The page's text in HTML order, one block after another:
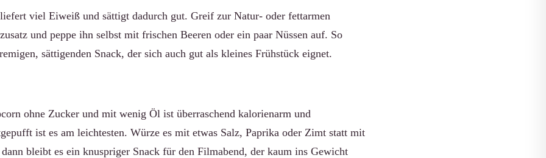
viel Eiweiß und sättigt dadurch gut. Greif zur Natur- oder fettarmen
und peppe ihn selbst mit frischen Beeren oder ein paar Nüssen auf. So
sättigenden Snack, der sich auch gut als kleines Frühstück eignet.
ohne Zucker und mit wenig Öl ist überraschend kalorienarm und
ist es am leichtesten. Würze es mit etwas Salz, Paprika oder Zimt statt mit
bleibt es ein knuspriger Snack für den Filmabend, der kaum ins Gewicht